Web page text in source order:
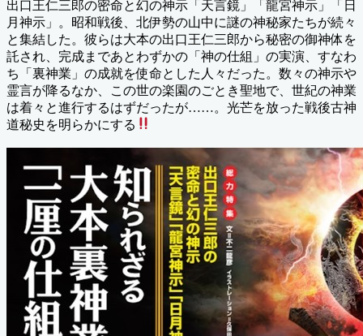
出口王仁三郎の密命と幻の神示「天言鏡」「龍宮神示」「日
月神示」。昭和戦後、北伊勢の山中に謎の神秘家たちが続々
と集結した。彼らは大本の出口王仁三郎から秘密の御神体を
託され、完成まであとわずかの「神の仕組」の実演、すなわ
ち「裏神業」の成就を使命とした人々だった。数々の神示や
霊言が降るなか、この世の楽園のごとき聖地で、世紀の神業
は着々と進行するはずだったが……。光芒を放った戦後古神
道秘史を明らかにする